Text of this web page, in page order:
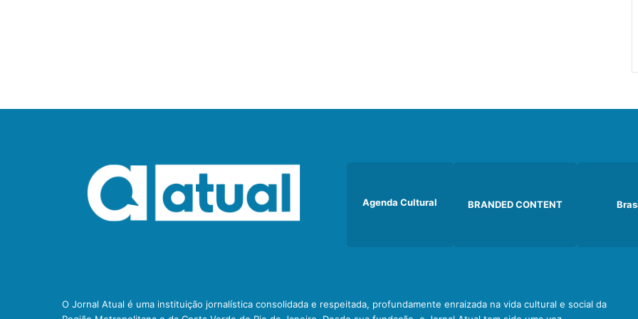
Agenda Cultural BRANDED CONTENT
O Jornal Atual é uma instituição jornalística consolidada e respeitada, profundamente enraizada na vida cultural e social da